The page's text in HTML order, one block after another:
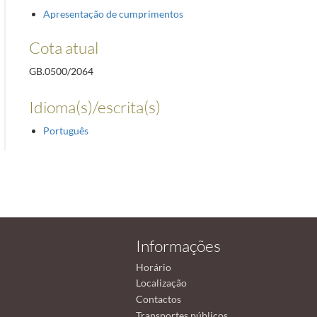
Apresentação de cumprimentos
Cota atual
GB.0500/2064
Idioma(s)/escrita(s)
Português
Informações
Horário
Localização
Contactos